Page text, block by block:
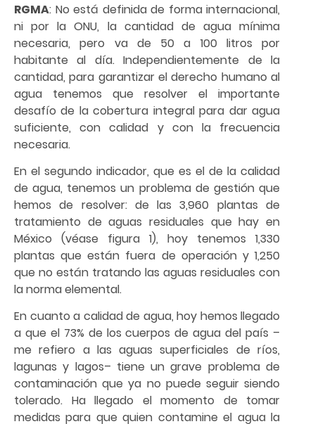
RGMA: No está definida de forma internacional,
ni por la ONU, la cantidad de agua mínima
necesaria, pero va de 50 a 100 litros por
habitante al día. Independientemente de la
cantidad, para garantizar el derecho humano al
agua tenemos que resolver el importante
desafío de la cobertura integral para dar agua
suficiente, con calidad y con la frecuencia
necesaria.
En el segundo indicador, que es el de la calidad
de agua, tenemos un problema de gestión que
hemos de resolver: de las 3,960 plantas de
tratamiento de aguas residuales que hay en
México (véase figura 1), hoy tenemos 1,330
plantas que están fuera de operación y 1,250
que no están tratando las aguas residuales con
la norma elemental.
En cuanto a calidad de agua, hoy hemos llegado
a que el 73% de los cuerpos de agua del país –
me refiero a las aguas superficiales de ríos,
lagunas y lagos– tiene un grave problema de
contaminación que ya no puede seguir siendo
tolerado. Ha llegado el momento de tomar
medidas para que quien contamine el agua la